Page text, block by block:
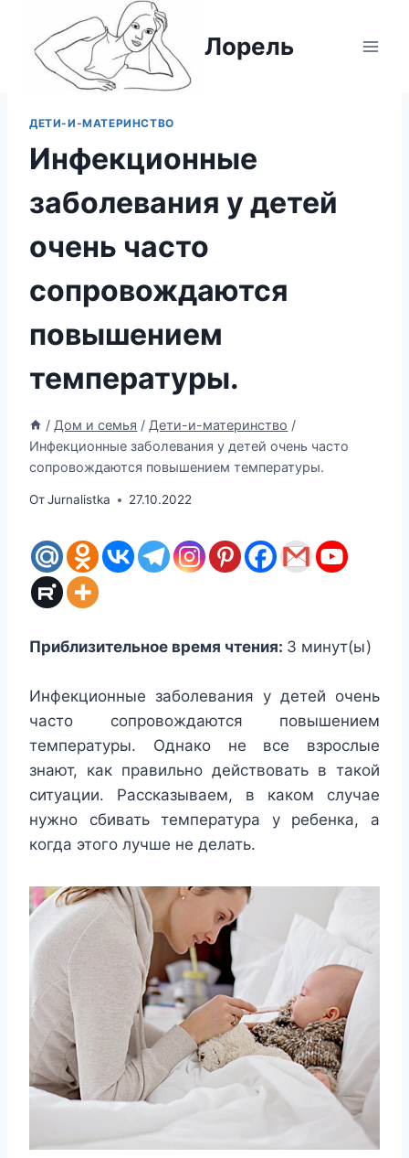
содержимому
Лорель
ДЕТИ-И-МАТЕРИНСТВО
Инфекционные
заболевания у детей
очень часто
сопровождаются
повышением
температуры.
/ Дом и семья / Дети-и-материнство /
Инфекционные заболевания у детей очень часто
сопровождаются повышением температуры.
ОтJurnalistka 27.10.2022
Приблизительное время чтения: 3 минут(ы)
Инфекционные заболевания у детей очень
часто сопровождаются повышением
температуры. Однако не все взрослые
знают, как правильно действовать в такой
ситуации. Рассказываем, в каком случае
нужно сбивать температура у ребенка, а
когда этого лучше не делать.